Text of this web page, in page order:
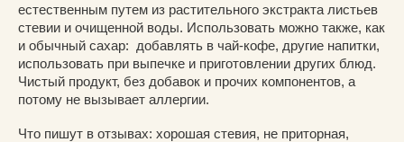
естественным путем из растительного экстракта листьев
стевии и очищенной воды. Использовать можно также, как
и обычный сахар: добавлять в чай-кофе, другие напитки,
использовать при выпечке и приготовлении других блюд.
Чистый продукт, без добавок и прочих компонентов, а
потому не вызывает аллергии.
Что пишут в отзывах: хорошая стевия, не приторная,